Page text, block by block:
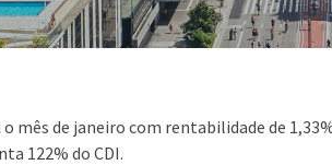
o mês de janeiro com rentabilidade de
122% do CDI.